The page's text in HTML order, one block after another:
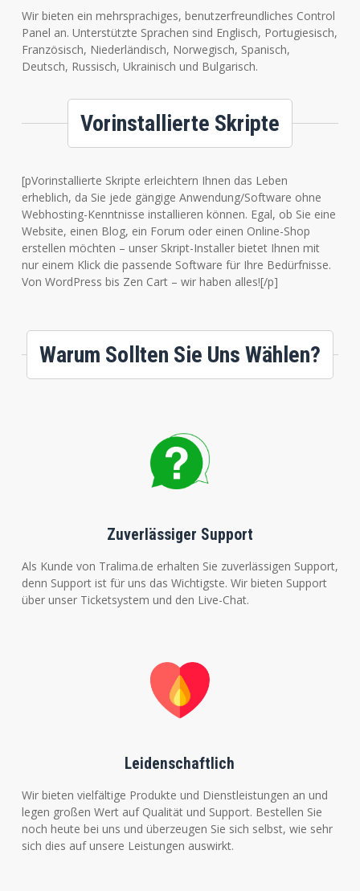
Wir bieten ein mehrsprachiges, benutzerfreundliches Control
Panel an. Unterstützte Sprachen sind Englisch, Portugiesisch,
Französisch, Niederländisch, Norwegisch, Spanisch,
Deutsch, Russisch, Ukrainisch und Bulgarisch.
Vorinstallierte Skripte
[pVorinstallierte Skripte erleichtern Ihnen das Leben
erheblich, da Sie jede gängige Anwendung/Software ohne
Webhosting-Kenntnisse installieren können. Egal, ob Sie eine
Website, einen Blog, ein Forum oder einen Online-Shop
erstellen möchten – unser Skript-Installer bietet Ihnen mit
nur einem Klick die passende Software für Ihre Bedürfnisse.
Von WordPress bis Zen Cart – wir haben alles![/p]
Warum Sollten Sie Uns Wählen?
Zuverlässiger Support
Als Kunde von Tralima.de erhalten Sie zuverlässigen Support,
denn Support ist für uns das Wichtigste. Wir bieten Support
über unser Ticketsystem und den Live-Chat.
Leidenschaftlich
Wir bieten vielfältige Produkte und Dienstleistungen an und
legen großen Wert auf Qualität und Support. Bestellen Sie
noch heute bei uns und überzeugen Sie sich selbst, wie sehr
sich dies auf unsere Leistungen auswirkt.